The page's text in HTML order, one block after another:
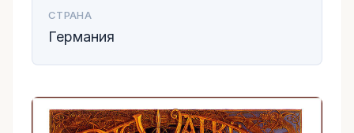
СТРАНА
Германия